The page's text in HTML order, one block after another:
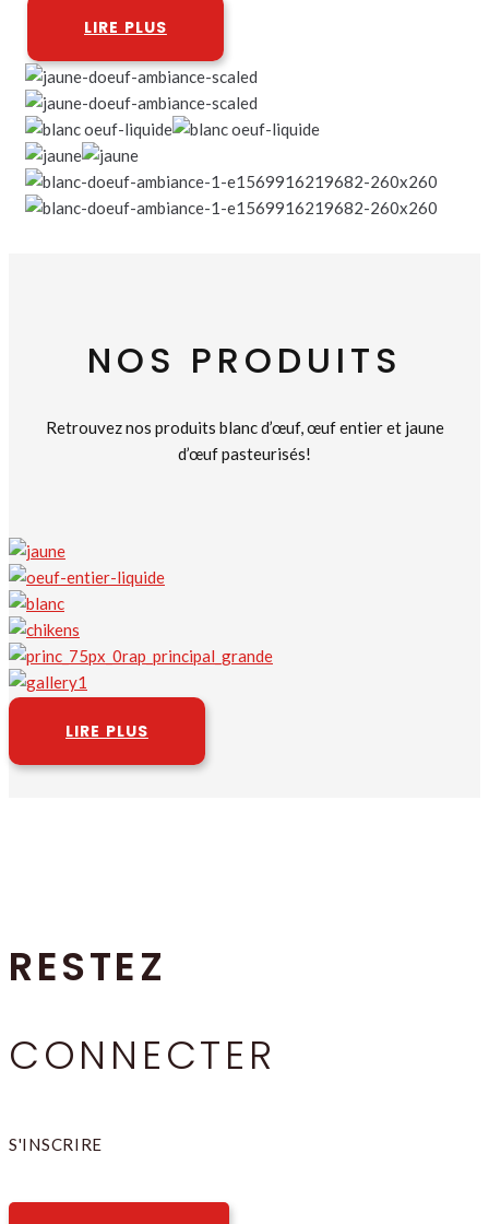
LIRE PLUS
NOS PRODUITS
Retrouvez nos produits blanc d’œuf, œuf entier et jaune
d’œuf pasteurisés!
LIRE PLUS
RESTEZ
CONNECTER
S'INSCRIRE